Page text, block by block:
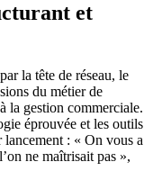
et
la tête de réseau, le
du métier de
la gestion commerciale.
éprouvée et les outils
lancement : « On vous a
ne maîtrisait pas »,